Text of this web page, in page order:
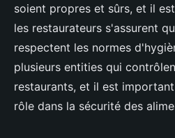
soient propres et sûrs, et il
les restaurateurs s'assurent
respectent les normes
plusieurs entities qui
restaurants, et il est
rôle dans la sécurité des